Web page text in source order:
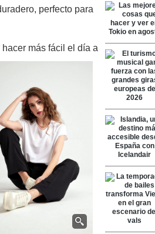
perfecto para
más fácil el día a